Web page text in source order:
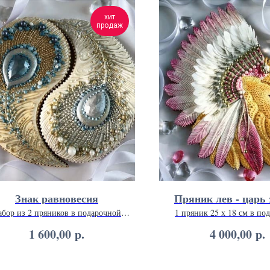
хит
продаж
Знак равновесия
из 2 пряников в подарочной
1 600,00 р.
Пряник лев - царь
1 пряник 25 х 18 см в
4 000,00 р.